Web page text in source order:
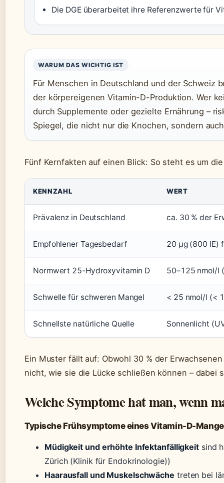
Die DGE überarbeitet ihre Referenzwerte für
WARUM DAS WICHTIG IST
Für Menschen in Deutschland und der Schweiz
der körpereigenen Vitamin-D-Produktion. Wer
durch Supplemente oder gezielte Ernährung –
Spiegel, die nicht nur die Knochen, sondern
Fünf Kernfakten auf einen Blick: So steht es um
KENNZAHL WERT
Prävalenz in Deutschland ca. 30 % der
Empfohlener Tagesbedarf 20 µg (800 IE)
Normwert 25-Hydroxyvitamin D 50–125 nmol/l
Schwelle für schweren Mangel < 25 nmol/l (<
Schnellste natürliche Quelle Sonnenlicht
Ein Muster fällt auf: Obwohl 30 % der
nicht, wie sie die Lücke schließen können – dabei
Welche Symptome hat man, wenn
Typische Frühsymptome eines Vitamin-D-
Müdigkeit und erhöhte Infektanfälligkeit sind
Zürich (Klinik für Endokrinologie))
Haarausfall und Muskelschwäche treten bei